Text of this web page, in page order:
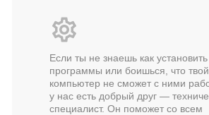
Если ты не знаешь как установить
программы или боишься, что твой
компьютер не сможет с ними
у нас есть добрый друг —
специалист. Он поможет со всем